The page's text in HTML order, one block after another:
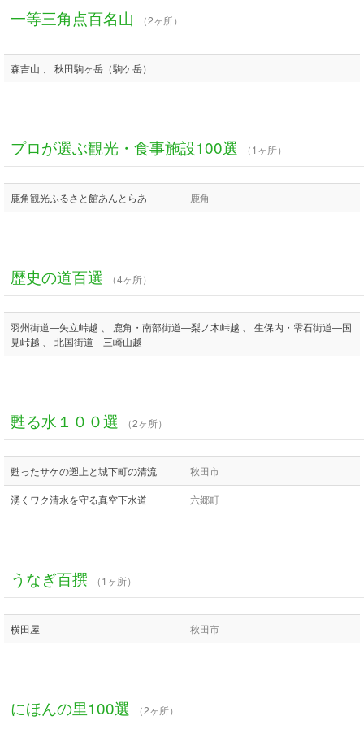
一等三角点百名山 （2ヶ所）
森吉山 、 秋田駒ヶ岳（駒ケ岳）
プロが選ぶ観光・食事施設100選 （1ヶ所）
鹿角観光ふるさと館あんとらあ 鹿角
歴史の道百選 （4ヶ所）
羽州街道―矢立峠越 、 鹿角・南部街道―梨ノ木峠越 、 生保内・雫石街道―国
見峠越 、 北国街道―三崎山越
甦る水１００選 （2ヶ所）
甦ったサケの遡上と城下町の清流 秋田市
湧くワク清水を守る真空下水道 六郷町
うなぎ百撰 （1ヶ所）
横田屋 秋田市
にほんの里100選 （2ヶ所）